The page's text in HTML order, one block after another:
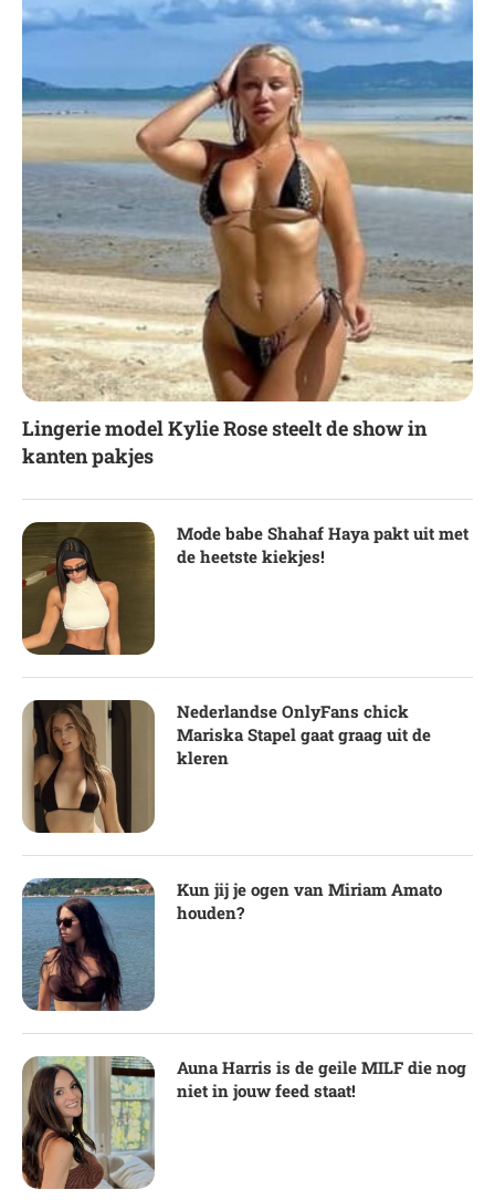
Lingerie model Kylie Rose steelt de show in
kanten pakjes
Mode babe Shahaf Haya pakt uit met
de heetste kiekjes!
Nederlandse OnlyFans chick
Mariska Stapel gaat graag uit de
kleren
Kun jij je ogen van Miriam Amato
houden?
Auna Harris is de geile MILF die nog
niet in jouw feed staat!